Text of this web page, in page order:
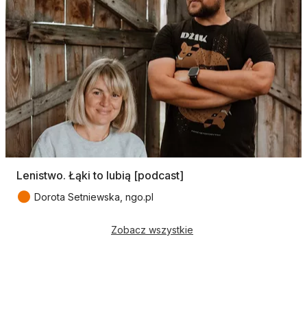
Lenistwo. Łąki to lubią [podcast]
● Dorota Setniewska, ngo.pl
Zobacz wszystkie